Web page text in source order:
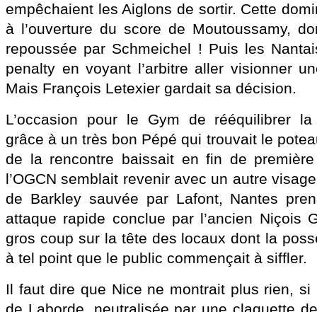
empêchaient les Aiglons de sortir. Cette
à l’ouverture du score de Moutoussamy,
repoussée par Schmeichel ! Puis les
penalty en voyant l’arbitre aller visionner
Mais François Letexier gardait sa décision.
L’occasion pour le Gym de rééquilibrer
grâce à un très bon Pépé qui trouvait le
de la rencontre baissait en fin de
l’OGCN semblait revenir avec un autre
de Barkley sauvée par Lafont, Nantes
attaque rapide conclue par l’ancien Niçois
gros coup sur la tête des locaux dont la
à tel point que le public commençait à siffler.
Il faut dire que Nice ne montrait plus rien, si